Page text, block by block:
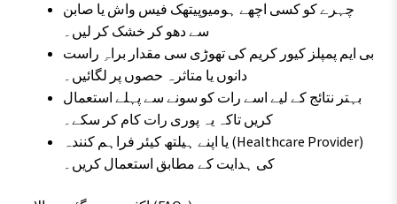
چہرے کو کسی اچھے ہومیوپیتھک فیس واش یا صابن
سے دھو کر خشک کر لیں۔
بی ایم پمپلز کیور کریم کی تھوڑی سی مقدار براہِ راست
دانوں یا متاثرہ حصوں پر لگائیں۔
بہتر نتائج کے لیے اسے رات کو سونے سے پہلے استعمال
کریں تاکہ یہ پوری رات کام کر سکے۔
یا اپنے ہیلتھ کیئر فراہم کنندہ (Healthcare Provider)
کی ہدایت کے مطابق استعمال کریں۔